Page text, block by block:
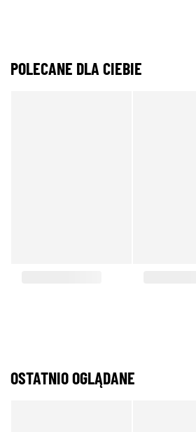
POLECANE DLA CIEBIE
OSTATNIO OGLĄDANE